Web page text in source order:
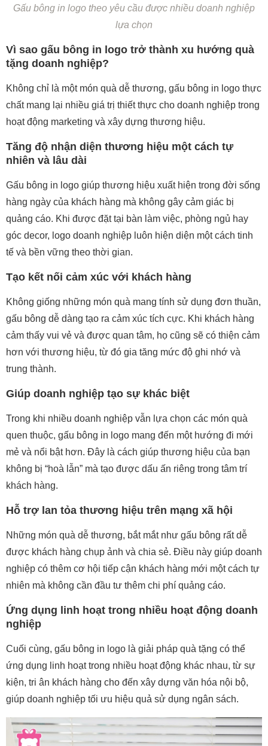
Gấu bông in logo theo yêu cầu được nhiều doanh nghiệp
lựa chọn
Vì sao gấu bông in logo trở thành xu hướng quà
tặng doanh nghiệp?
Không chỉ là một món quà dễ thương, gấu bông in logo thực
chất mang lại nhiều giá trị thiết thực cho doanh nghiệp trong
hoạt động marketing và xây dựng thương hiệu.
Tăng độ nhận diện thương hiệu một cách tự
nhiên và lâu dài
Gấu bông in logo giúp thương hiệu xuất hiện trong đời sống
hàng ngày của khách hàng mà không gây cảm giác bị
quảng cáo. Khi được đặt tại bàn làm việc, phòng ngủ hay
góc decor, logo doanh nghiệp luôn hiện diện một cách tinh
tế và bền vững theo thời gian.
Tạo kết nối cảm xúc với khách hàng
Không giống những món quà mang tính sử dụng đơn thuần,
gấu bông dễ dàng tạo ra cảm xúc tích cực. Khi khách hàng
cảm thấy vui vẻ và được quan tâm, họ cũng sẽ có thiện cảm
hơn với thương hiệu, từ đó gia tăng mức độ ghi nhớ và
trung thành.
Giúp doanh nghiệp tạo sự khác biệt
Trong khi nhiều doanh nghiệp vẫn lựa chọn các món quà
quen thuộc, gấu bông in logo mang đến một hướng đi mới
mẻ và nổi bật hơn. Đây là cách giúp thương hiệu của bạn
không bị “hoà lẫn” mà tạo được dấu ấn riêng trong tâm trí
khách hàng.
Hỗ trợ lan tỏa thương hiệu trên mạng xã hội
Những món quà dễ thương, bắt mắt như gấu bông rất dễ
được khách hàng chụp ảnh và chia sẻ. Điều này giúp doanh
nghiệp có thêm cơ hội tiếp cận khách hàng mới một cách tự
nhiên mà không cần đầu tư thêm chi phí quảng cáo.
Ứng dụng linh hoạt trong nhiều hoạt động doanh
nghiệp
Cuối cùng, gấu bông in logo là giải pháp quà tặng có thể
ứng dụng linh hoạt trong nhiều hoạt động khác nhau, từ sự
kiện, tri ân khách hàng cho đến xây dựng văn hóa nội bộ,
giúp doanh nghiệp tối ưu hiệu quả sử dụng ngân sách.